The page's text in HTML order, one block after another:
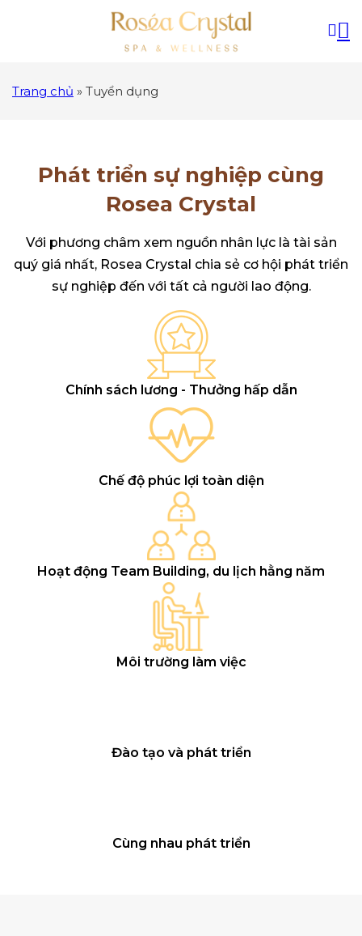
Trang chủ » Tuyển dụng
Phát triển sự nghiệp cùng
Rosea Crystal
Với phương châm xem nguồn nhân lực là tài sản
quý giá nhất, Rosea Crystal chia sẻ cơ hội phát triển
sự nghiệp đến với tất cả người lao động.
Chính sách lương - Thưởng hấp dẫn
Chế độ phúc lợi toàn diện
Hoạt động Team Building, du lịch hằng năm
Môi trường làm việc
Đào tạo và phát triển
Cùng nhau phát triển